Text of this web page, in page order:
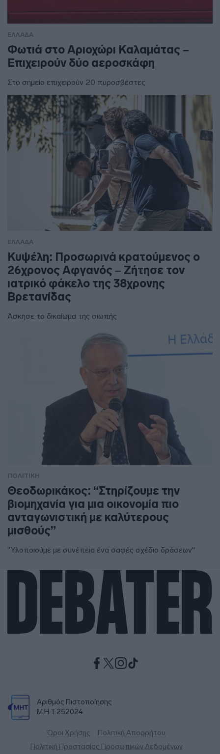
ΕΛΛΑΔΑ
Φωτιά στο Αριοχώρι Καλαμάτας –
Επιχειρούν δύο αεροσκάφη
Στο σημείο επιχειρούν 20 πυροσβέστες
ΕΛΛΑΔΑ
Κυψέλη: Προσωρινά κρατούμενος ο
26χρονος Αφγανός – Ζήτησε τον
ιατρικό φάκελο της 38χρονης
Βρετανίδας
Άσκησε το δικαίωμα της σιωπής
ΠΟΛΙΤΙΚΗ
Θεοδωρικάκος: “Στηρίζουμε την
βιομηχανία για μια οικονομία πιο
ανταγωνιστική με καλύτερους
μισθούς”
"Υλοποιούμε με συνέπεια ένα σαφές σχέδιο δράσεων"
Αριθμός Πιστοποίησης
Μ.Η.Τ.252024
Όροι Χρήσης
Πολιτική Απορρήτου
Πολιτική Προστασίας Προσωπικών Δεδομένων